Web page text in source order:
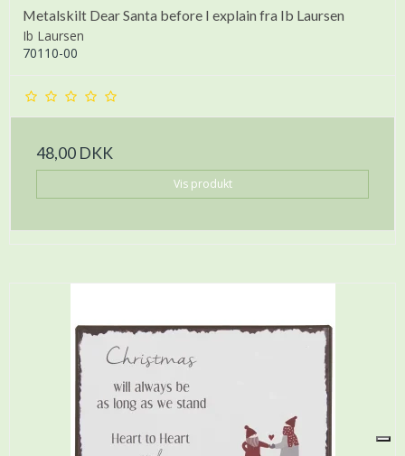
Metalskilt Dear Santa before I explain fra Ib Laursen
Ib Laursen
70110-00
48,00 DKK
Vis produkt